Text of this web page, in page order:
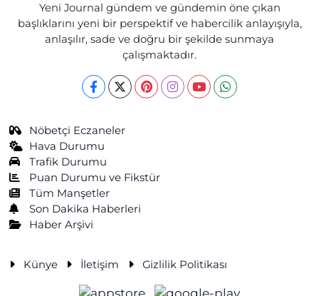
Yeni Journal gündem ve gündemin öne çıkan
başlıklarını yeni bir perspektif ve habercilik anlayışıyla,
anlaşılır, sade ve doğru bir şekilde sunmaya
çalışmaktadır.
Nöbetçi Eczaneler
Hava Durumu
Trafik Durumu
Puan Durumu ve Fikstür
Tüm Manşetler
Son Dakika Haberleri
Haber Arşivi
Künye İletişim Gizlilik Politikası